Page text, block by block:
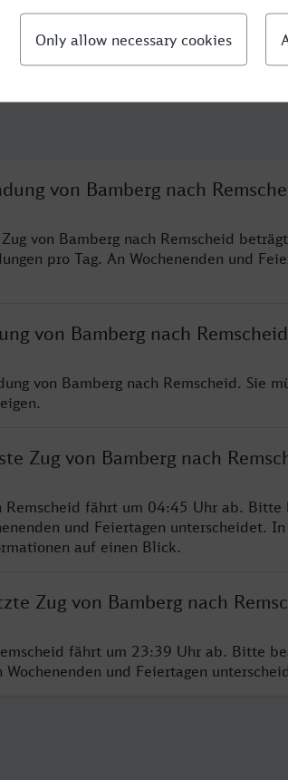
von Bamberg nach
von Bamberg nach Remscheid
pro Tag. An Wochenenden und
von Bamberg nach
von Bamberg nach Remscheid. Sie
Zug von Bamberg nach
Remscheid fährt um 04:45 Uhr ab. Bitte
und Feiertagen unterscheidet.
auf einen Blick.
Zug von Bamberg nach
fährt um 23:39 Uhr ab. Bitte
und Feiertagen